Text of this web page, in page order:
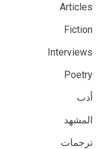
Articles
Fiction
Interviews
Poetry
أدب
المشهد
ترجمات